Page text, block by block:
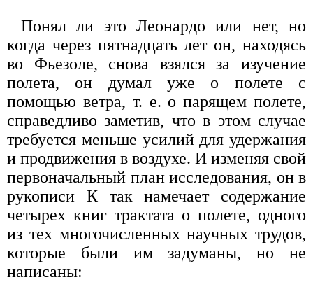
Понял ли это Леонардо или нет, но
когда через пятнадцать лет он, находясь
во Фьезоле, снова взялся за изучение
полета, он думал уже о полете с
помощью ветра, т. е. о парящем полете,
справедливо заметив, что в этом случае
требуется меньше усилий для удержания
и продвижения в воздухе. И изменяя свой
первоначальный план исследования, он в
рукописи К так намечает содержание
четырех книг трактата о полете, одного
из тех многочисленных научных трудов,
которые были им задуманы, но не
написаны: